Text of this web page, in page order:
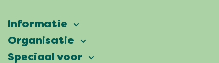
Informatie
Vierdaagsefeesten
Veelgestelde vragen
Organisatie
Onze ambitie
Speciaal voor